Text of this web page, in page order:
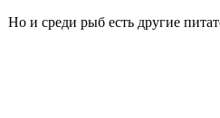
Но и среди рыб есть другие